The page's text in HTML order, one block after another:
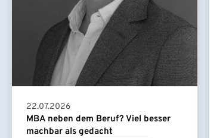
22.07.2026
MBA neben dem Beruf? Viel besser
machbar als gedacht